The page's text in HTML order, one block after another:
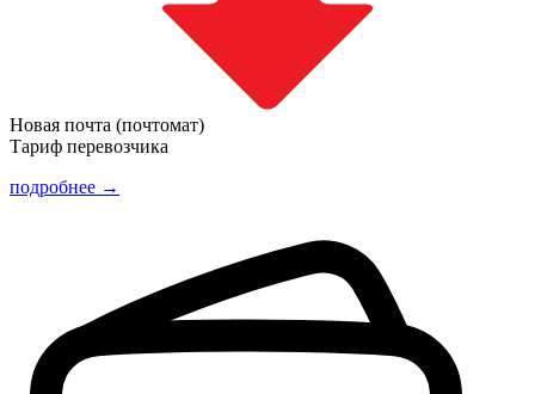
Новая почта (почтомат)
Тариф перевозчика
подробнее →